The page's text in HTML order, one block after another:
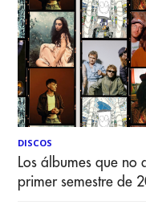
DISCOS
Los álbumes que no
primer semestre de